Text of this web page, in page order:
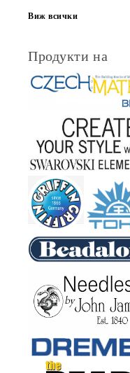
Виж всички
Продукти на